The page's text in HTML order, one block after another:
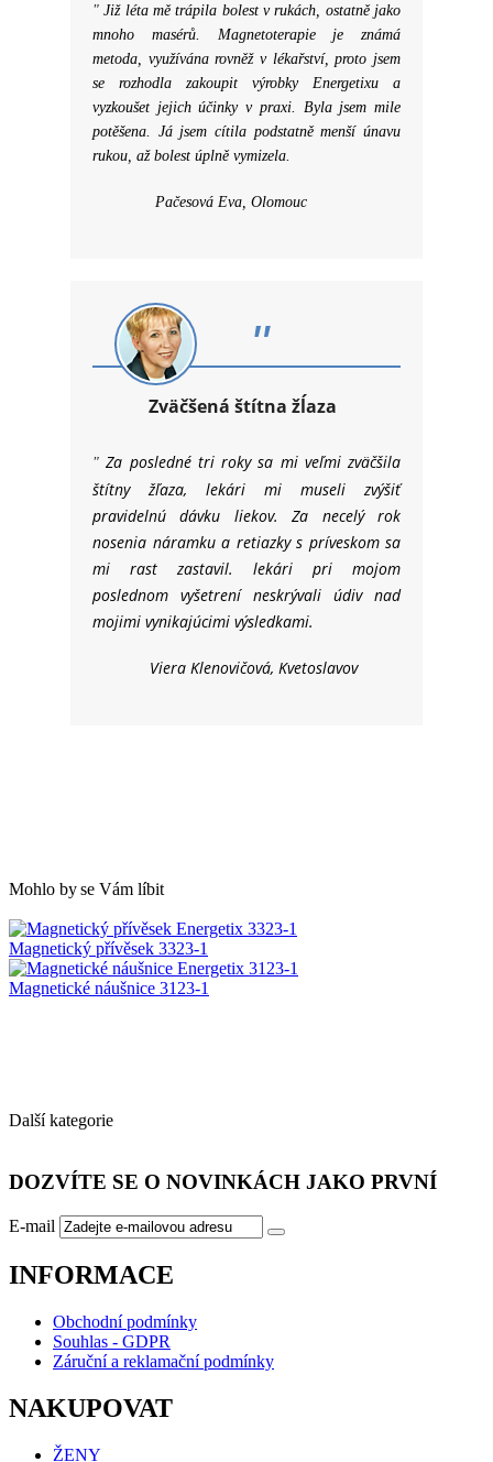
"Již léta mě trápila bolest v rukách, ostatně jako
mnoho masérů. Magnetoterapie je známá
metoda, využívána rovněž v lékařství, proto jsem
se rozhodla zakoupit výrobky Energetixu a
vyzkoušet jejich účinky v praxi. Byla jsem mile
potěšena. Já jsem cítila podstatně menší únavu
rukou, až bolest úplně vymizela.
Pačesová Eva, Olomouc
"
Zväčšená štítna žĺaza
"Za posledné tri roky sa mi veľmi zväčšila
štítny žľaza, lekári mi museli zvýšiť
pravidelnú dávku liekov. Za necelý rok
nosenia náramku a retiazky s príveskom sa
mi rast zastavil. lekári pri mojom
poslednom vyšetrení neskrývali údiv nad
mojimi vynikajúcimi výsledkami.
Viera Klenovičová, Kvetoslavov
Mohlo by.se Vám líbit
Magnetický přívěsek 3323-1
Magnetické náušnice 3123-1
Další.kategorie
DOZVÍTE SE O NOVINKÁCH JAKO PRVNÍ
E-mail
INFORMACE
Obchodní podmínky
Souhlas - GDPR
Záruční a reklamační podmínky
NAKUPOVAT
ŽENY